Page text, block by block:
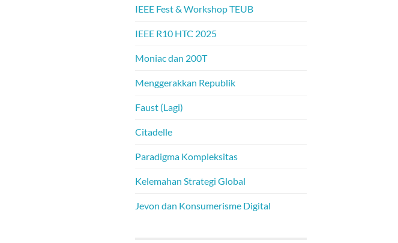
IEEE Fest & Workshop TEUB
IEEE R10 HTC 2025
Moniac dan 200T
Menggerakkan Republik
Faust (Lagi)
Citadelle
Paradigma Kompleksitas
Kelemahan Strategi Global
Jevon dan Konsumerisme Digital